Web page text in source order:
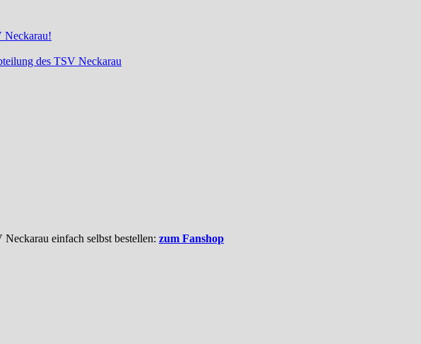
Neckarau!
des TSV Neckarau
einfach selbst bestellen: zum Fanshop